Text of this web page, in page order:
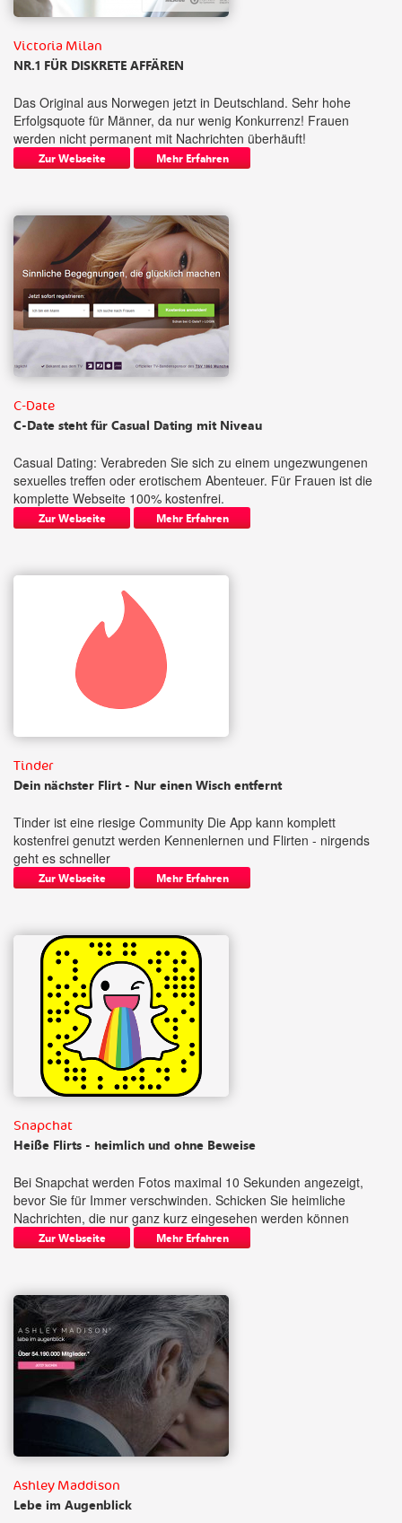
Victoria Milan
NR.1 FÜR DISKRETE AFFÄREN
Das Original aus Norwegen jetzt in Deutschland. Sehr hohe
Erfolgsquote für Männer, da nur wenig Konkurrenz! Frauen
werden nicht permanent mit Nachrichten überhäuft!
Zur Webseite Mehr Erfahren
C-Date
C-Date steht für Casual Dating mit Niveau
Casual Dating: Verabreden Sie sich zu einem ungezwungenen
sexuelles treffen oder erotischem Abenteuer. Für Frauen ist die
komplette Webseite 100% kostenfrei.
Zur Webseite Mehr Erfahren
Tinder
Dein nächster Flirt - Nur einen Wisch entfernt
Tinder ist eine riesige Community Die App kann komplett
kostenfrei genutzt werden Kennenlernen und Flirten - nirgends
geht es schneller
Zur Webseite Mehr Erfahren
Snapchat
Heiße Flirts - heimlich und ohne Beweise
Bei Snapchat werden Fotos maximal 10 Sekunden angezeigt,
bevor Sie für Immer verschwinden. Schicken Sie heimliche
Nachrichten, die nur ganz kurz eingesehen werden können
Zur Webseite Mehr Erfahren
Ashley Maddison
Lebe im Augenblick